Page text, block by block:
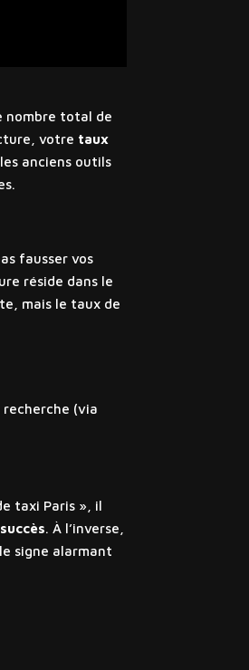
nombre total de
votre taux
anciens outils
fausser vos
réside dans le
mais le taux de
(via
taxi Paris », il
. À l’inverse,
signe alarmant